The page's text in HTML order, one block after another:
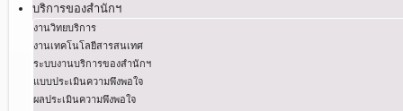
บริการของสำนักฯ
งานวิทยบริการ
งานเทคโนโลยีสารสนเทศ
ระบบงานบริการของสำนักฯ
แบบประเมินความพึงพอใจ
ผลประเมินความพึงพอใจ